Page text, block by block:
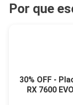
Por que
30% OFF -
RX 7600